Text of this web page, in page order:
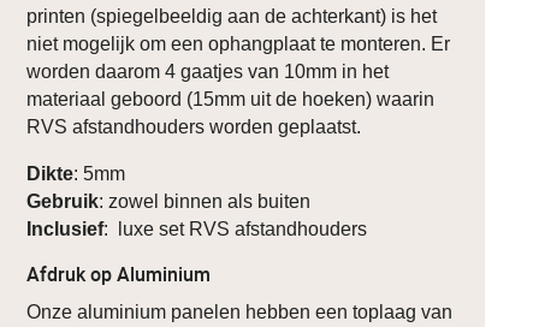
printen (spiegelbeeldig aan de achterkant) is het
niet mogelijk om een ophangplaat te monteren. Er
worden daarom 4 gaatjes van 10mm in het
materiaal geboord (15mm uit de hoeken) waarin
RVS afstandhouders worden geplaatst.
Dikte: 5mm
Gebruik: zowel binnen als buiten
Inclusief: luxe set RVS afstandhouders
Afdruk op Aluminium
Onze aluminium panelen hebben een toplaag van